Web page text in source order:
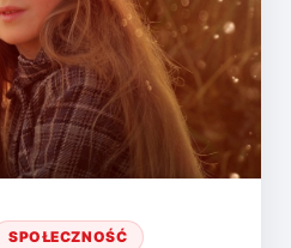
SPOŁECZNOŚĆ